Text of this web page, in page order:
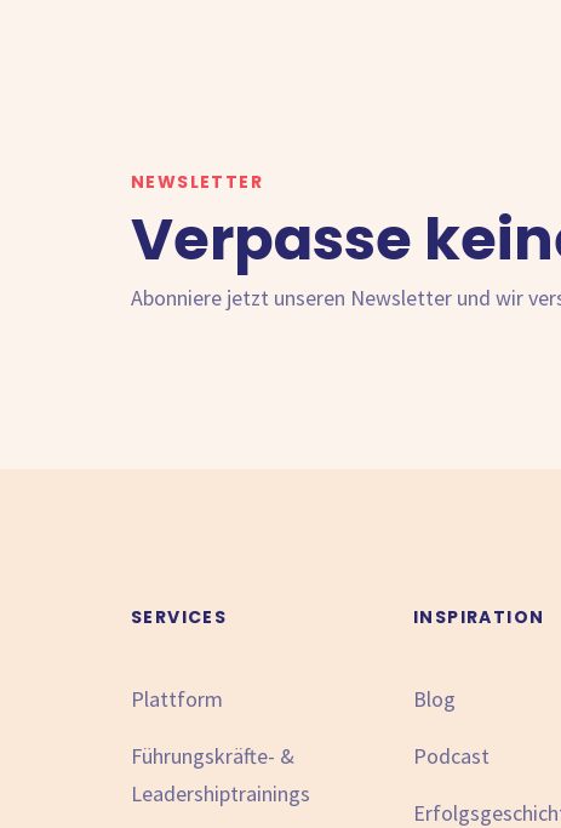
NEWSLETTER
Verpasse
Abonniere jetzt unseren Newsletter und wir
SERVICES
Plattform
Führungskräfte- &
Leadershiptrainings
INSPIRATION
Blog
Podcast